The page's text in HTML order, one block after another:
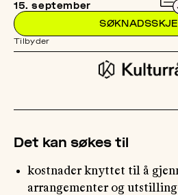
15. september
Tilbyder
Det kan søkes til
kostnader knyttet til å
arrangementer og